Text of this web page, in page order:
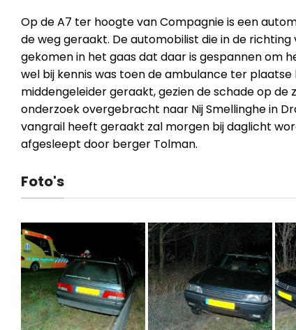
Op de A7 ter hoogte van Compagnie is een
de weg geraakt. De automobilist die in de
gekomen in het gaas dat daar is gespannen om
wel bij kennis was toen de ambulance ter
middengeleider geraakt, gezien de schade op de
onderzoek overgebracht naar Nij Smellinghe in
vangrail heeft geraakt zal morgen bij daglicht
afgesleept door berger Tolman.
Foto's